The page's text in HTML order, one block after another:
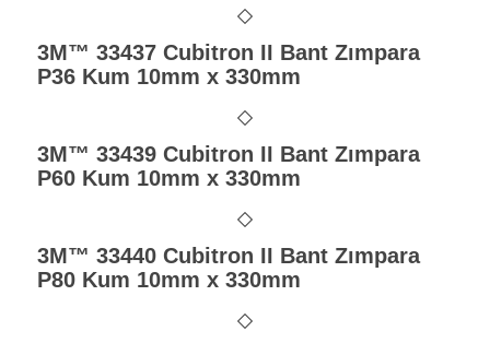
3M™ 33437 Cubitron II Bant Zımpara
P36 Kum 10mm x 330mm
3M™ 33439 Cubitron II Bant Zımpara
P60 Kum 10mm x 330mm
3M™ 33440 Cubitron II Bant Zımpara
P80 Kum 10mm x 330mm